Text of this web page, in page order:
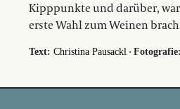
Kipppunkte und darüber,
erste Wahl zum Weinen
Text: Christina Pausackl· Fotografie: